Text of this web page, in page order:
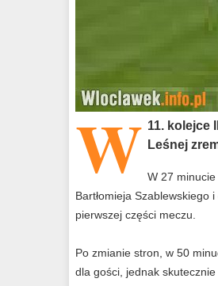
W 11. kolejce
Leśnej
W 27 minucie
Bartłomieja Szablewskiego
pierwszej części meczu.
Po zmianie stron, w 50
dla gości, jednak skutecznie